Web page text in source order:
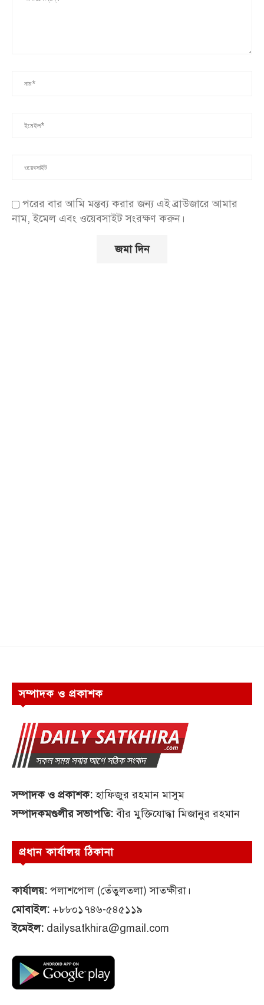
পরের বার আমি মন্তব্য করার জন্য এই ব্রাউজারে আমার
নাম, ইমেল এবং ওয়েবসাইট সংরক্ষণ করুন।
সম্পাদক ও প্রকাশক
সম্পাদক ও প্রকাশক:হাফিজুর রহমান মাসুম
সম্পাদকমণ্ডলীর সভাপতি:বীর মুক্তিযোদ্ধা মিজানুর রহমান
প্রধান কার্যালয় ঠিকানা
কার্যালয়: পলাশপোল (তেঁতুলতলা) সাতক্ষীরা।
মোবাইল: +৮৮০১৭৪৬-৫৪৫১১৯
ইমেইল: dailysatkhira@gmail.com